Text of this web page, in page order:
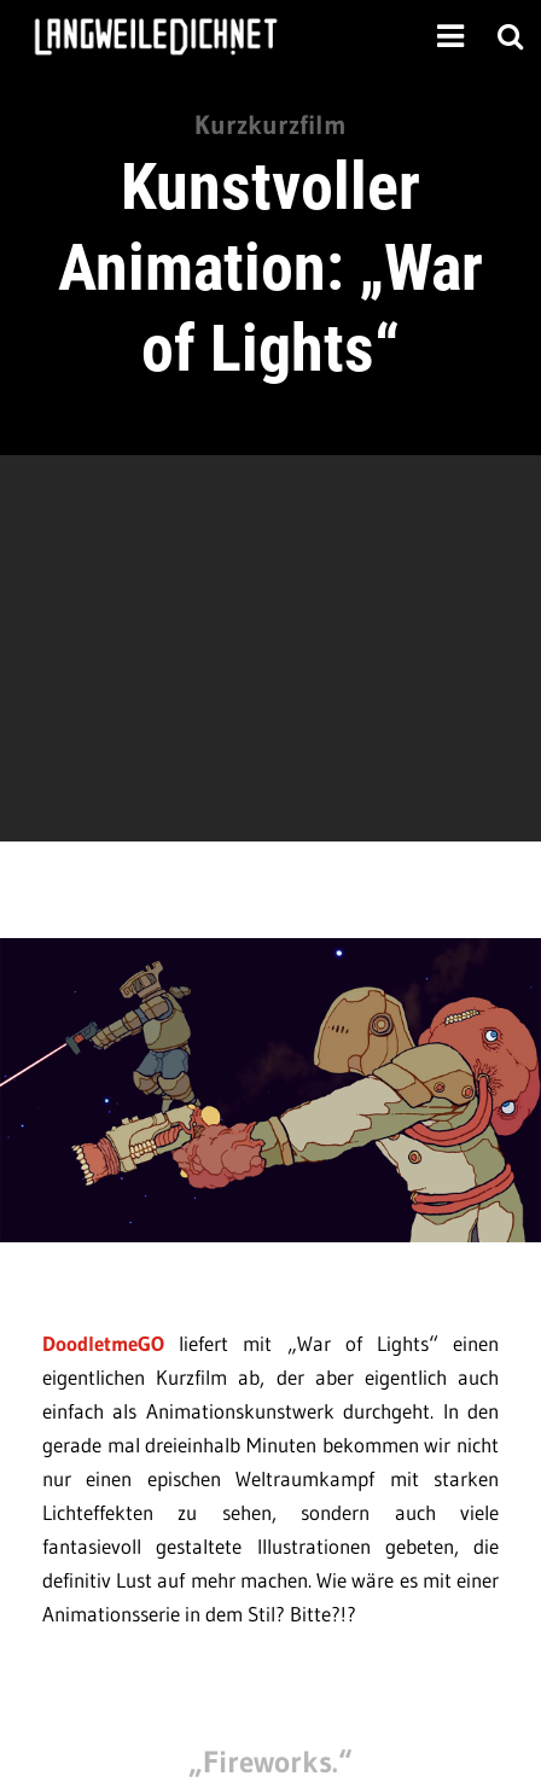
Kurzkurzfilm
Kunstvoller
Animation: „War
of Lights“
DoodletmeGO liefert mit „War of Lights“ einen
eigentlichen Kurzfilm ab, der aber eigentlich auch
einfach als Animationskunstwerk durchgeht. In den
gerade mal dreieinhalb Minuten bekommen wir nicht
nur einen epischen Weltraumkampf mit starken
Lichteffekten zu sehen, sondern auch viele
fantasievoll gestaltete Illustrationen gebeten, die
definitiv Lust auf mehr machen. Wie wäre es mit einer
Animationsserie in dem Stil? Bitte?!?
„Fireworks.“